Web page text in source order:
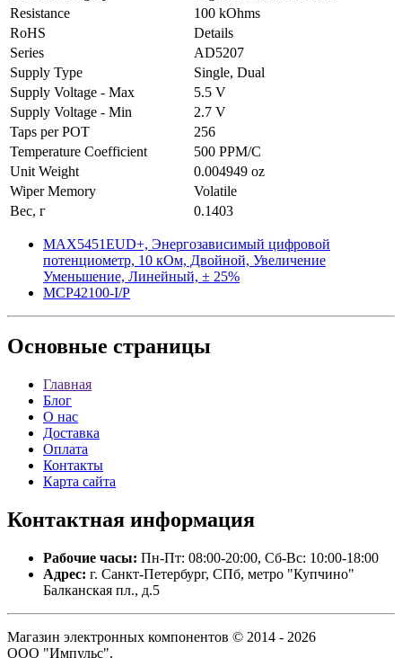
Resistance
100 kOhms
RoHS
Details
Series
AD5207
Supply Type
Single, Dual
Supply Voltage - Max
5.5 V
Supply Voltage - Min
2.7 V
Taps per POT
256
Temperature Coefficient
500 PPM/C
Unit Weight
0.004949 oz
Wiper Memory
Volatile
Вес, г
0.1403
MAX5451EUD+, Энергозависимый цифровой
потенциометр, 10 кОм, Двойной, Увеличение
Уменьшение, Линейный, ± 25%
MCP42100-I/P
Основные страницы
Главная
Блог
О нас
Доставка
Оплата
Контакты
Карта сайта
Контактная информация
Рабочие часы: Пн-Пт: 08:00-20:00, Сб-Вс: 10:00-18:00
Адрес: г. Санкт-Петербург, СПб, метро "Купчино"
Балканская пл., д.5
Магазин электронных компонентов © 2014 - 2026
ООО "Импульс".